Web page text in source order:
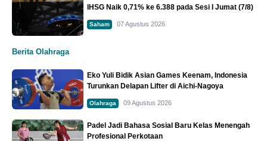
IHSG Naik 0,71% ke 6.388 pada Sesi I Jumat (7/8)
Saham 07 Agustus 2026
Berita Olahraga
Eko Yuli Bidik Asian Games Keenam, Indonesia
Turunkan Delapan Lifter di Aichi-Nagoya
Olahraga 09 Agustus 2026
Padel Jadi Bahasa Sosial Baru Kelas Menengah
Profesional Perkotaan